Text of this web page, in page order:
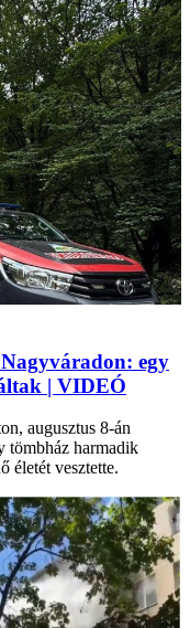
egy
| VIDEÓ
augusztus 8-án
tömbház harmadik
életét vesztette.